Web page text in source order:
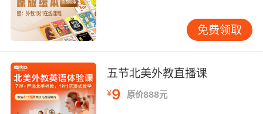
免费领取
五节北美外教直播课
¥9 原价888元